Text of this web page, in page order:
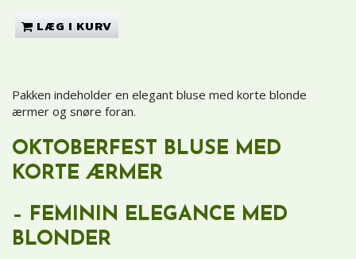
LÆG I KURV
Pakken indeholder en elegant bluse med korte blonde
ærmer og snøre foran.
OKTOBERFEST BLUSE MED
KORTE ÆRMER
– FEMININ ELEGANCE MED
BLONDER